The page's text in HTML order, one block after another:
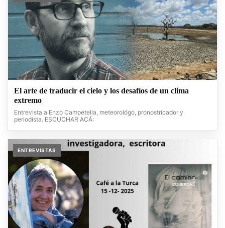
El arte de traducir el cielo y los desafíos de un clima
extremo
Entrevista a Enzo Campetella, meteorológo, pronostricador y
periodista. ESCUCHAR ACÁ:
ENTREVISTAS